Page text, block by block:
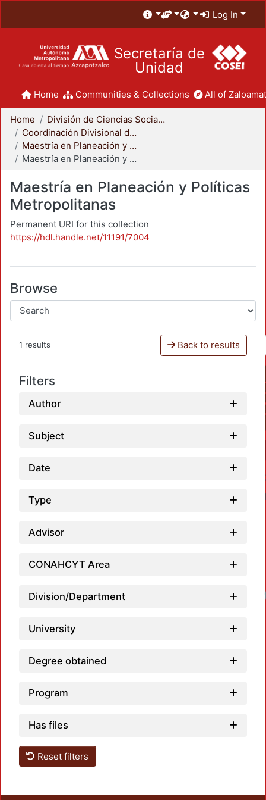
Log In
Secretaría de
Unidad
Home Communities & Collections All of
Home
División de Ciencias Sociales y Humanidades
Coordinación Divisional de Posgrado
Maestría en Planeación y Políticas Metropolitanas
Maestría en Planeación y Políticas Metropolitanas
Maestría en Planeación y Políticas
Metropolitanas
Permanent URI for this collection
https://hdl.handle.net/11191/7004
Browse
1 results Back to results
Filters
Author
Subject
Date
Type
Advisor
CONAHCYT Area
Division/Department
University
Degree obtained
Program
Has files
Reset filters